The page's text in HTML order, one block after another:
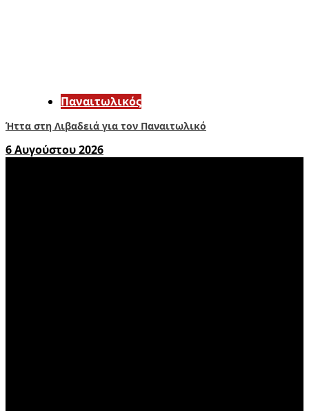
Παναιτωλικός
Ήττα στη Λιβαδειά για τον Παναιτωλικό
6 Αυγούστου 2026